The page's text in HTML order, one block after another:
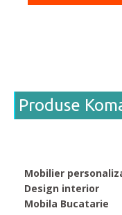
Produse
Mobilier
Design interior
Mobila Bucatarie